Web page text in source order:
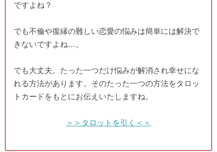
ですよね？
でも不倫や復縁の難しい恋愛の悩みは簡単には解決で
きないですよね…。
でも大丈夫。たった一つだけ悩みが解消され幸せにな
れる方法があります。そのたった一つの方法をタロッ
トカードをもとにお伝えいたしますね。
＞＞タロットを引く＜＜